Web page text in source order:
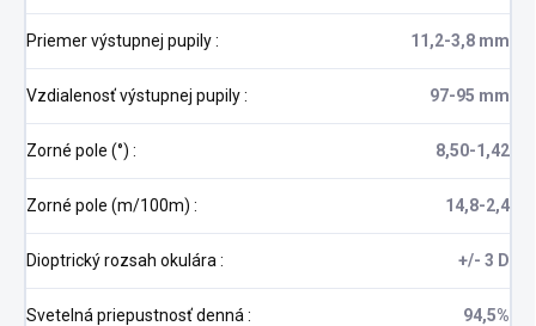
Priemer výstupnej pupily: 11,2-3,8 mm
Vzdialenosť výstupnej pupily: 97-95 mm
Zorné pole (°) : 8,50-1,42
Zorné pole (m/100m) : 14,8-2,4
Dioptrický rozsah okulára : +/- 3 D
Svetelná priepustnosť denná : 94,5%